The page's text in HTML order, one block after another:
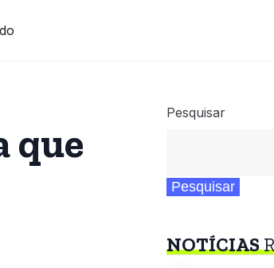
que
Pesquisar
Pesquisar
NOTÍCIAS